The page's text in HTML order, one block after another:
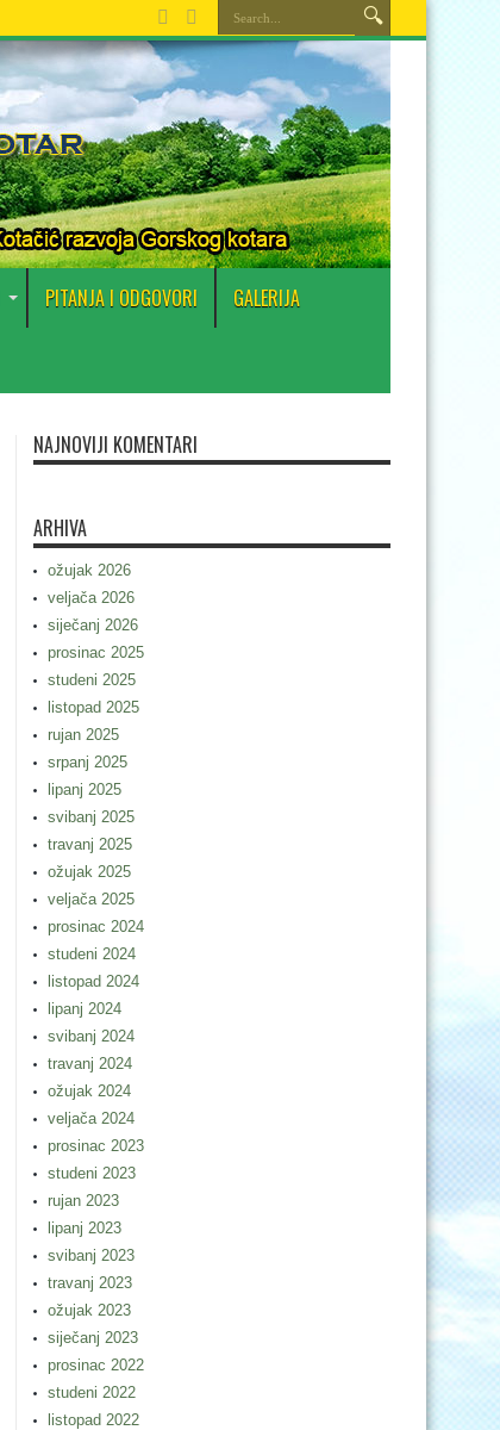
PITANJA I ODGOVORI GALERIJA
NAJNOVIJI KOMENTARI
ARHIVA
ožujak 2026
veljača 2026
siječanj 2026
prosinac 2025
studeni 2025
listopad 2025
rujan 2025
srpanj 2025
lipanj 2025
svibanj 2025
travanj 2025
ožujak 2025
veljača 2025
prosinac 2024
studeni 2024
listopad 2024
lipanj 2024
svibanj 2024
travanj 2024
ožujak 2024
veljača 2024
prosinac 2023
studeni 2023
rujan 2023
lipanj 2023
svibanj 2023
travanj 2023
ožujak 2023
siječanj 2023
prosinac 2022
studeni 2022
listopad 2022